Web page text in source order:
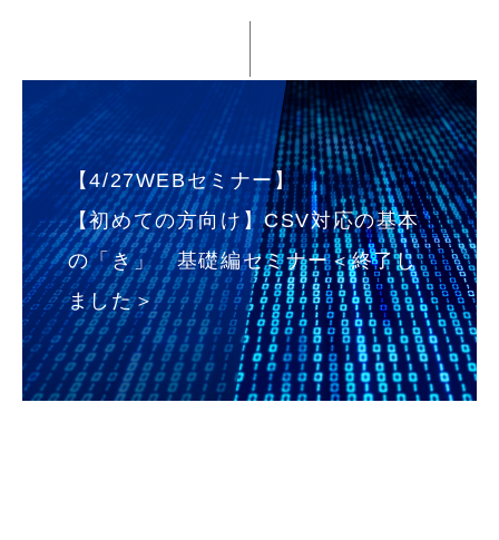
【4/27WEBセミナー】
【初めての方向け】CSV対応の基本
の「き」 基礎編セミナー＜終了し
ました＞